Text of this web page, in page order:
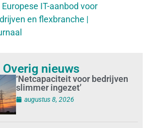
IT-aanbod voor
en flexbranche |
Overig nieuws
‘Netcapaciteit voor bedrijven
slimmer ingezet’
augustus 8, 2026